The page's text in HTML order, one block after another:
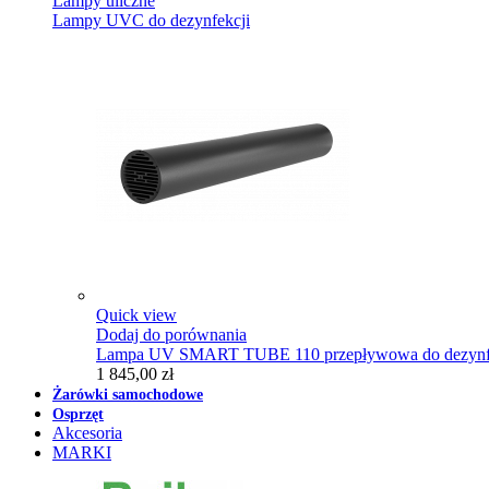
Lampy UVC do dezynfekcji
Quick view
Dodaj do porównania
Lampa UV SMART TUBE 110 przepływowa do
1 845,00 zł
Żarówki samochodowe
Osprzęt
Akcesoria
MARKI